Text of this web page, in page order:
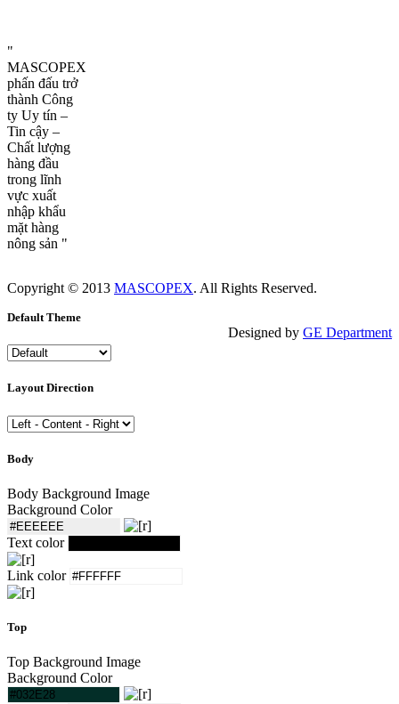
"
MASCOPEX
phấn đấu trở
thành Công
ty Uy tín –
Tin cậy –
Chất lượng
hàng đầu
trong lĩnh
vực xuất
nhập khẩu
mặt hàng
nông sản "
Copyright © 2013 MASCOPEX. All Rights Reserved.
Designed by GE Department
Default Theme
Layout Direction
Body
Body Background Image
Background Color
Text color
Link color
Top
Top Background Image
Background Color